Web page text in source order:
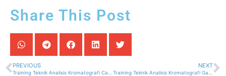
Share This Post
PREVIOUS NEXT